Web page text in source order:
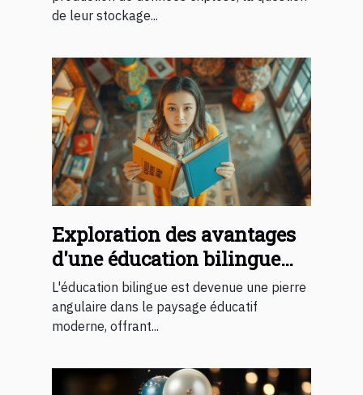
de leur stockage...
Exploration des avantages
d'une éducation bilingue
dans une école privée
L'éducation bilingue est devenue une pierre
angulaire dans le paysage éducatif
moderne, offrant...